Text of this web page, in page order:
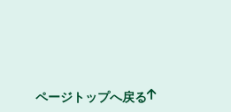
ページトップへ戻る